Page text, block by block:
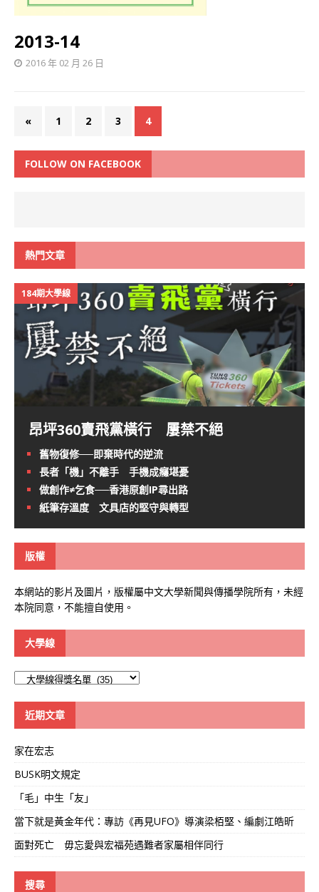
2013-14
2016 年 02 月 26 日
« 1 2 3 4
FOLLOW ON FACEBOOK
熱門文章
184期大學線
昂坪360賣飛黨橫行 屢禁不絕
舊物復修──即棄時代的逆流
長者「機」不離手 手機成癮堪憂
做創作≠乞食──香港原創IP尋出路
紙筆存溫度 文具店的堅守與轉型
版權
本網站的影片及圖片，版權屬中文大學新聞與傳播學院所有，未經
本院同意，不能擅自使用。
大學線
近期文章
家在宏志
BUSK明文規定
「毛」中生「友」
當下就是黃金年代：專訪《再見UFO》導演梁栢堅、編劇江皓昕
面對死亡 毋忘愛與宏福苑遇難者家屬相伴同行
搜尋